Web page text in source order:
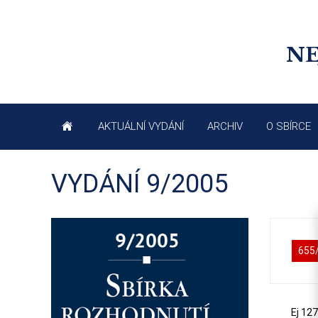
AKTUÁLNÍ VYDÁNÍ ARCHIV O SBÍRCE
VYDÁNÍ 9/2005
655/
Ej